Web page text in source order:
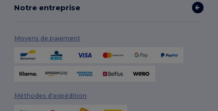
Notre entreprise
Moyens de paiement
Méthodes d'expédition